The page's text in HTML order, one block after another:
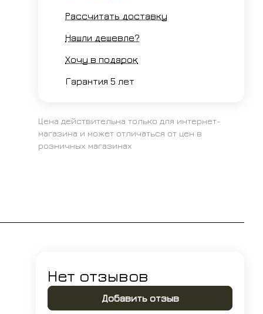
Рассчитать доставку
Нашли дешевле?
Хочу в подарок
Гарантия 5 лет
Цена действительна только для интернет-
магазина и может отличаться от цен в
розничных магазинах
Нет отзывов
Добавить отзыв